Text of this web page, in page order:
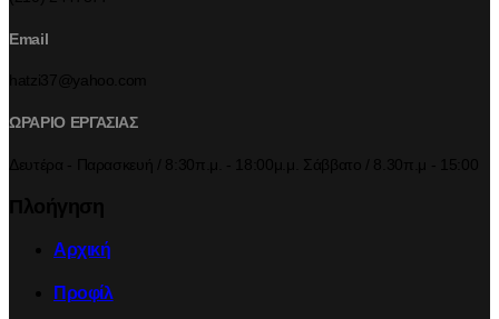
Email
ΩΡΑΡΙΟ ΕΡΓΑΣΙΑΣ
Αρχική
Προφίλ